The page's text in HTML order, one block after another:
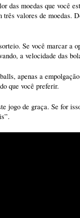
das moedas que você
valores de moedas.
Se você marcar a
a velocidade das
apenas a
que você preferir.
jogo de graça. Se for